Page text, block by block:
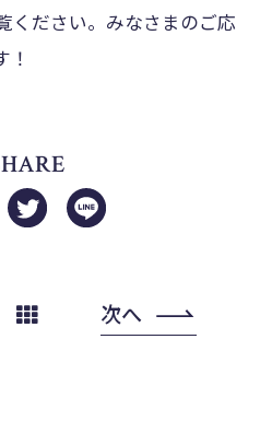
ください。みなさまのご応
次へ